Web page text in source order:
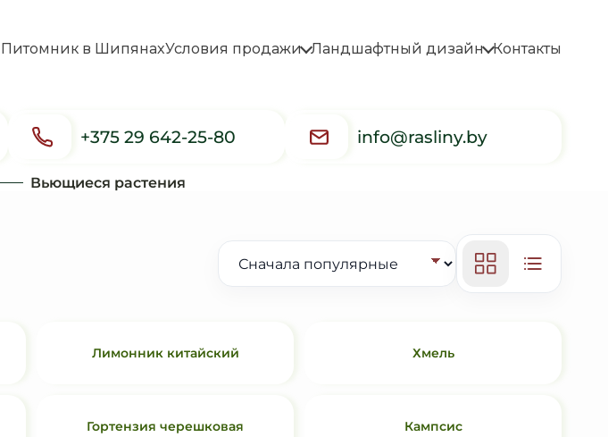
Питомник в ШипянахУсловия продажи Ландшафтный дизайн Контакты
+375 29 642-25-80 info@rasliny.by
Вьющиеся растения
Лимонник китайский Хмель
Гортензия черешковая Кампсис